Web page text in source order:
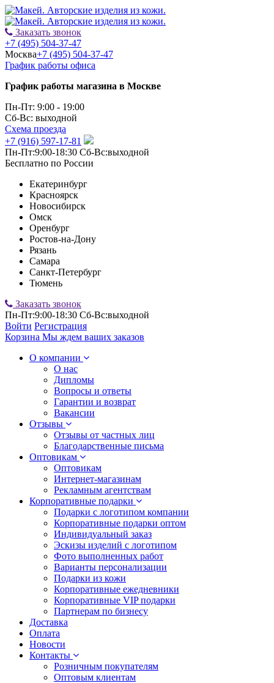
Заказать звонок
+7 (495) 504-37-47
Москва+7 (495) 504-37-47
График работы офиса
График работы магазина в Москве
Пн-Пт: 9:00 - 19:00
Сб-Вс: выходной
Схема проезда
+7 (916) 597-17-81
Пн-Пт:9:00-18:30 Сб-Вс:выходной
Бесплатно по России
Екатеринбург
Красноярск
Новосибирск
Омск
Оренбург
Ростов-на-Дону
Рязань
Самара
Санкт-Петербург
Тюмень
Заказать звонок
Пн-Пт:9:00-18:30 Сб-Вс:выходной
Войти Регистрация
Корзина Мы ждем ваших заказов
О компании
О нас
Дипломы
Вопросы и ответы
Гарантии и возврат
Вакансии
Отзывы
Отзывы от частных лиц
Благодарственные письма
Оптовикам
Оптовикам
Интернет-магазинам
Рекламным агентствам
Корпоративные подарки
Подарки с логотипом компании
Корпоративные подарки оптом
Индивидуальный заказ
Эскизы изделий с логотипом
Фото выполненных работ
Варианты персонализации
Подарки из кожи
Корпоративные ежедневники
Корпоративные VIP подарки
Партнерам по бизнесу
Доставка
Оплата
Новости
Контакты
Розничным покупателям
Оптовым клиентам